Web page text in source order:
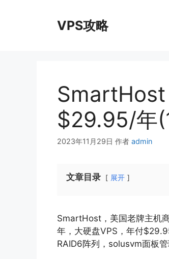
VPS攻略
SmartHost
$29.95/年
2023年11月29日 作者 admin
文章目录 展开
SmartHost，美国老牌主机
年，大硬盘VPS，年付
RAID6阵列，solusvm面板管